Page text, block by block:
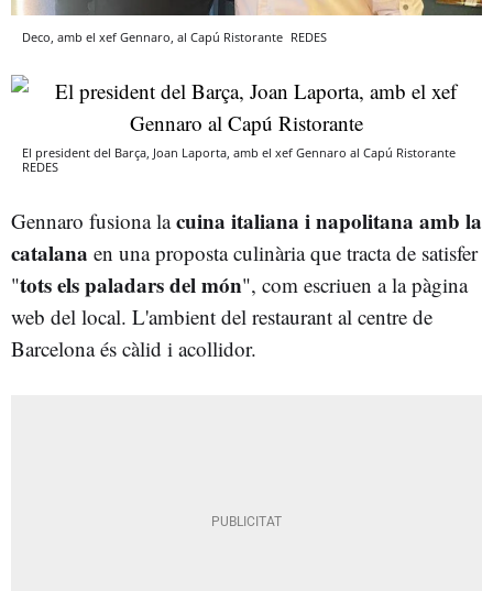
Deco, amb el xef Gennaro, al Capú Ristorante REDES
El president del Barça, Joan Laporta, amb el xef Gennaro al Capú Ristorante
REDES
Gennaro fusiona lacuina italiana i napolitana amb la
catalana en una proposta culinària que tracta de satisfer
"tots els paladars del món", com escriuen a la pàgina
web del local. L'ambient del restaurant al centre de
Barcelona és càlid i acollidor.